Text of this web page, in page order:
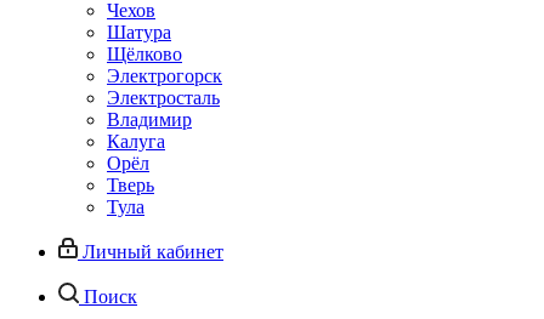
Чехов
Шатура
Щёлково
Электрогорск
Электросталь
Владимир
Калуга
Орёл
Тверь
Тула
Личный кабинет
Поиск